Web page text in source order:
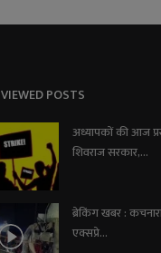
POSTS
अध्यापकों की आज
शिवराज सरकार,...
ब्रेकिंग खबर :
एक्सप्रे...